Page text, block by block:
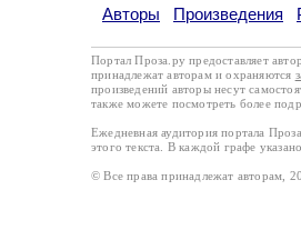
Авторы Произведения
Портал Проза.ру предоставляет
принадлежат авторам и охраняются
произведений авторы несут
также можете посмотреть более
Ежедневная аудитория портала
этого текста. В каждой графе
© Все права принадлежат авторам,